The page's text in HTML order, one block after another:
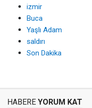
izmir
Buca
Yaşlı Adam
saldırı
Son Dakika
HABERE YORUM KAT